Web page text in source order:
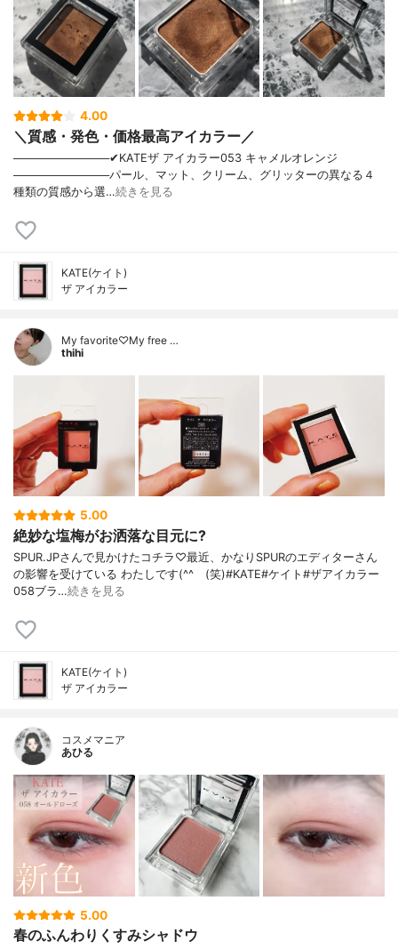
4.00
＼質感・発色・価格最高アイカラー／
────────────✔︎KATEザ アイカラー053 キャメルオレンジ
────────────パール、マット、クリーム、グリッターの異なる４
種類の質感から選…続きを見る
KATE(ケイト)
ザ アイカラー
My favorite♡My free …
thihi
5.00
絶妙な塩梅がお洒落な目元に?
SPUR.JPさんで見かけたコチラ♡最近、かなりSPURのエディターさん
の影響を受けている わたしです(^^ゞ(笑)#KATE#ケイト#ザアイカラー
058ブラ…続きを見る
KATE(ケイト)
ザ アイカラー
コスメマニア
あひる
5.00
春のふんわりくすみシャドウ